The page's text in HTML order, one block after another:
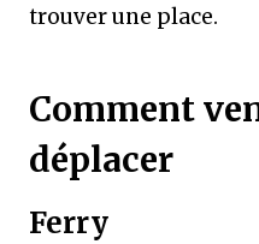
trouver une place.
Comment
déplacer
Ferry